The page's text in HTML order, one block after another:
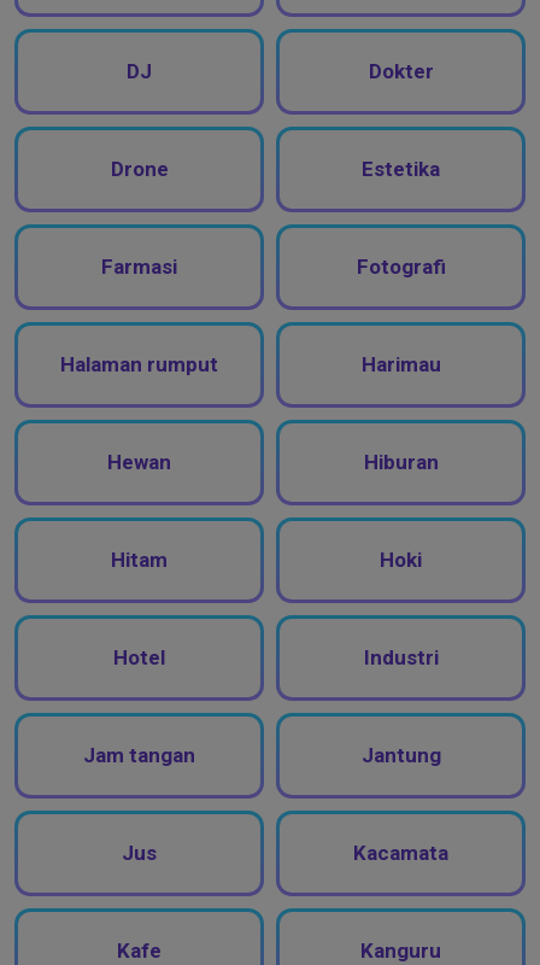
DJ Dokter
Drone Estetika
Farmasi Fotografi
Halaman rumput Harimau
Hewan Hiburan
Hitam Hoki
Hotel Industri
Jam tangan Jantung
Jus Kacamata
Kafe Kanguru